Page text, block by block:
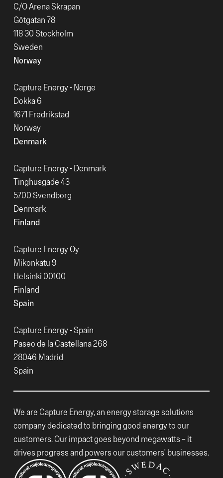
C/O Arena Skrapan
Götgatan 78
118 30 Stockholm
Sweden
Norway
Capture Energy - Norge
Dokka 6
1671 Fredrikstad
Norway
Denmark
Capture Energy - Denmark
Tinghusgade 43
5700 Svendborg
Denmark
Finland
Capture Energy Oy
Mikonkatu 9
Helsinki 00100
Finland
Spain
Capture Energy - Spain
Paseo de la Castellana 268
28046 Madrid
Spain
We are Capture Energy, an energy storage solutions
company dedicated to bringing good energy to our
customers. Our impact goes beyond megawatts – it
drives progress and powers our customers’ businesses.